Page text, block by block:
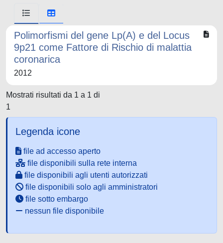
Polimorfismi del gene Lp(A) e del Locus
9p21 come Fattore di Rischio di malattia
coronarica
2012
Mostrati risultati da 1 a 1 di
1
Legenda icone
file ad accesso aperto
file disponibili sulla rete interna
file disponibili agli utenti autorizzati
file disponibili solo agli amministratori
file sotto embargo
nessun file disponibile